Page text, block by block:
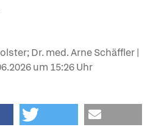
Dr. med. Arne Schäffler |
um 15:26 Uhr